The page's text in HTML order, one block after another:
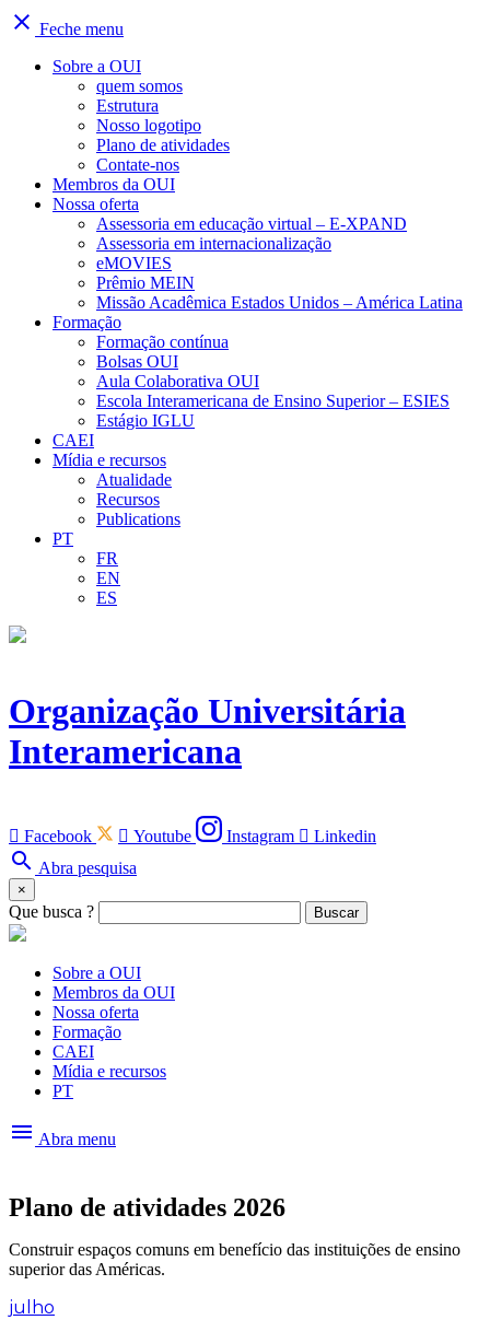
close Feche menu
Sobre a OUI
quem somos
Estrutura
Nosso logotipo
Plano de atividades
Contate-nos
Membros da OUI
Nossa oferta
Assessoria em educação virtual – E-XPAND
Assessoria em internacionalização
eMOVIES
Prêmio MEIN
Missão Acadêmica Estados Unidos – América Latina
Formação
Formação contínua
Bolsas OUI
Aula Colaborativa OUI
Escola Interamericana de Ensino Superior – ESIES
Estágio IGLU
CAEI
Mídia e recursos
Atualidade
Recursos
Publications
PT
FR
EN
ES
Organização Universitária
Interamericana
 Facebook  Youtube Instagram  Linkedin
search Abra pesquisa
×
Que busca ? Buscar
Sobre a OUI
Membros da OUI
Nossa oferta
Formação
CAEI
Mídia e recursos
PT
menu Abra menu
Plano de atividades 2026
Construir espaços comuns em benefício das instituições de ensino
superior das Américas.
julho